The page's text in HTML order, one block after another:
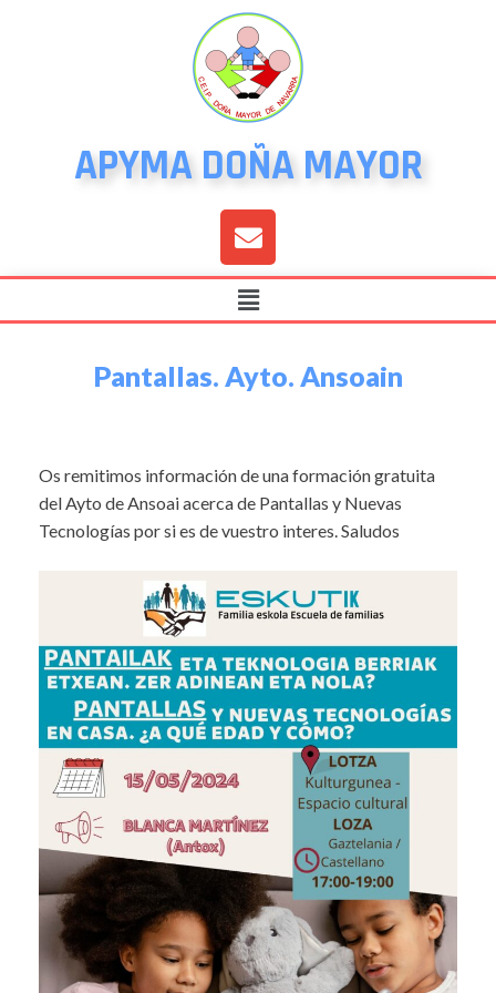
APYMA DOÑA MAYOR
Pantallas. Ayto. Ansoain
Os remitimos información de una formación gratuita
del Ayto de Ansoai acerca de Pantallas y Nuevas
Tecnologías por si es de vuestro interes. Saludos